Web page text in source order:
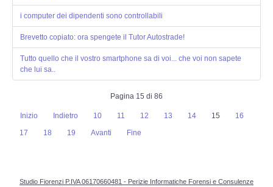
i computer dei dipendenti sono controllabili
Brevetto copiato: ora spengete il Tutor Autostrade!
Tutto quello che il vostro smartphone sa di voi... che voi non sapete
che lui sa..
Pagina 15 di 86
Inizio Indietro 10 11 12 13 14 15
16
17
18 19 Avanti Fine
Studio Fiorenzi P.IVA 06170660481 - Perizie Informatiche Forensi e Consulenze